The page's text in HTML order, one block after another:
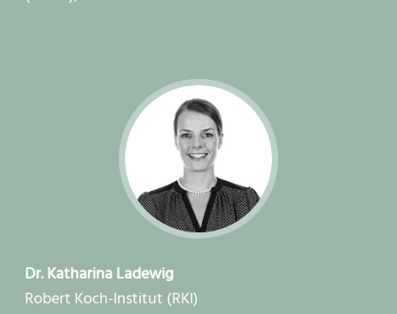
Dr. Katharina Ladewig
Robert Koch-Institut (RKI)